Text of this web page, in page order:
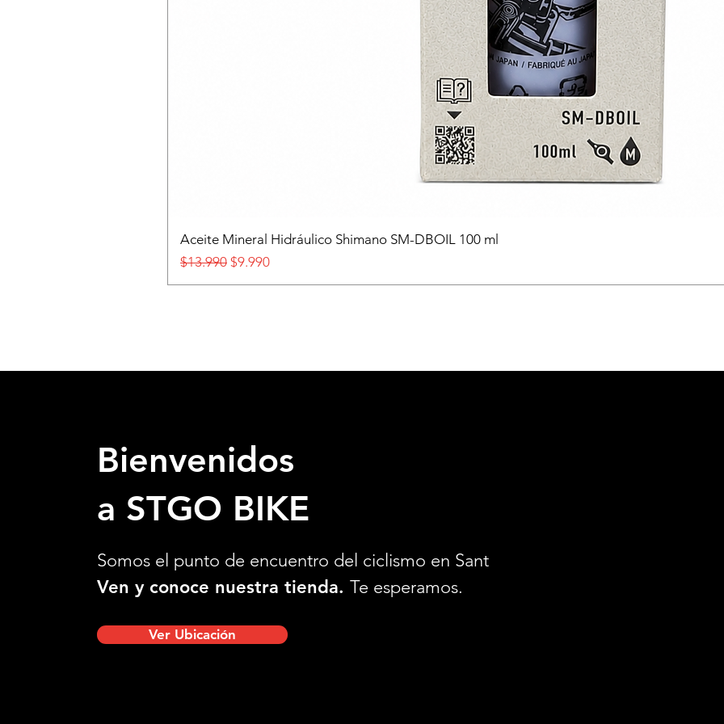
Aceite Mineral Hidráulico Shimano SM-DBOIL 100 ml
Precio
$13.990 Precio de oferta
$9.990
Bienvenidos
a STGO BIKE
Somos el punto de encuentro del ciclismo en Santiago.
Ven y conoce nuestra tienda. Te esperamos.
Ver Ubicación